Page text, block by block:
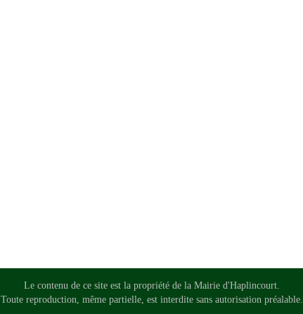
Le contenu de ce site est la propriété de la Mairie d'Haplincourt.
Toute reproduction, même partielle, est interdite sans autorisation préalable.